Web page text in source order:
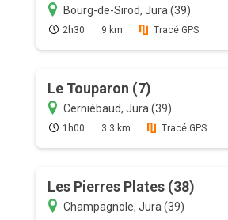
Bourg-de-Sirod, Jura (39)
2h30 9 km Tracé GPS
Le Touparon (7)
Cerniébaud, Jura (39)
1h00 3.3 km Tracé GPS
Les Pierres Plates (38)
Champagnole, Jura (39)